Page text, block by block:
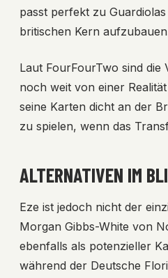
passt perfekt zu
britischen Kern
Laut FourFourTwo sind die
noch weit von einer
seine Karten dicht an der
zu spielen, wenn das
ALTERNATIVEN IM
Eze ist jedoch nicht der
Morgan Gibbs-White von
ebenfalls als potenzieller
während der Deutsche